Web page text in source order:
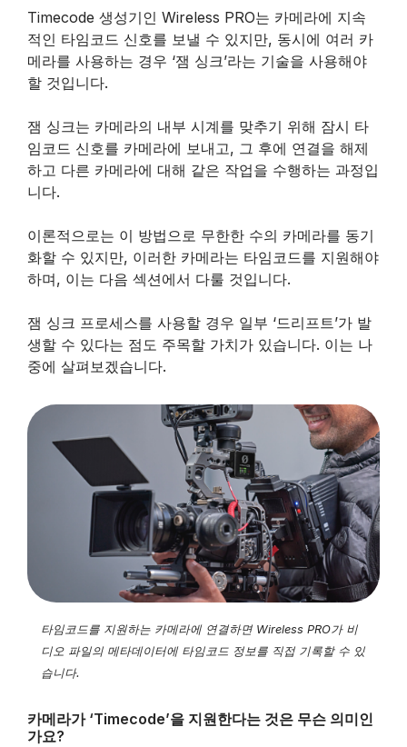
Timecode 생성기인 Wireless PRO는 카메라에 지속
적인 타임코드 신호를 보낼 수 있지만, 동시에 여러 카
메라를 사용하는 경우 ‘잼 싱크’라는 기술을 사용해야
할 것입니다.
잼 싱크는 카메라의 내부 시계를 맞추기 위해 잠시 타
임코드 신호를 카메라에 보내고, 그 후에 연결을 해제
하고 다른 카메라에 대해 같은 작업을 수행하는 과정입
니다.
이론적으로는 이 방법으로 무한한 수의 카메라를 동기
화할 수 있지만, 이러한 카메라는 타임코드를 지원해야
하며, 이는 다음 섹션에서 다룰 것입니다.
잼 싱크 프로세스를 사용할 경우 일부 ‘드리프트’가 발
생할 수 있다는 점도 주목할 가치가 있습니다. 이는 나
중에 살펴보겠습니다.
타임코드를 지원하는 카메라에 연결하면 Wireless PRO가 비
디오 파일의 메타데이터에 타임코드 정보를 직접 기록할 수 있
습니다.
카메라가 ‘Timecode’을 지원한다는 것은 무슨 의미인
가요?